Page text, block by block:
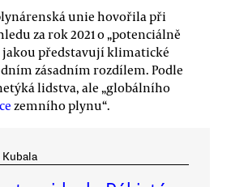
unie hovořila při
za rok 2021 o „potenciálně
jakou představují klimatické
zásadním rozdílem. Podle
lidstva, ale „globálního
zemního plynu“.
Kubala